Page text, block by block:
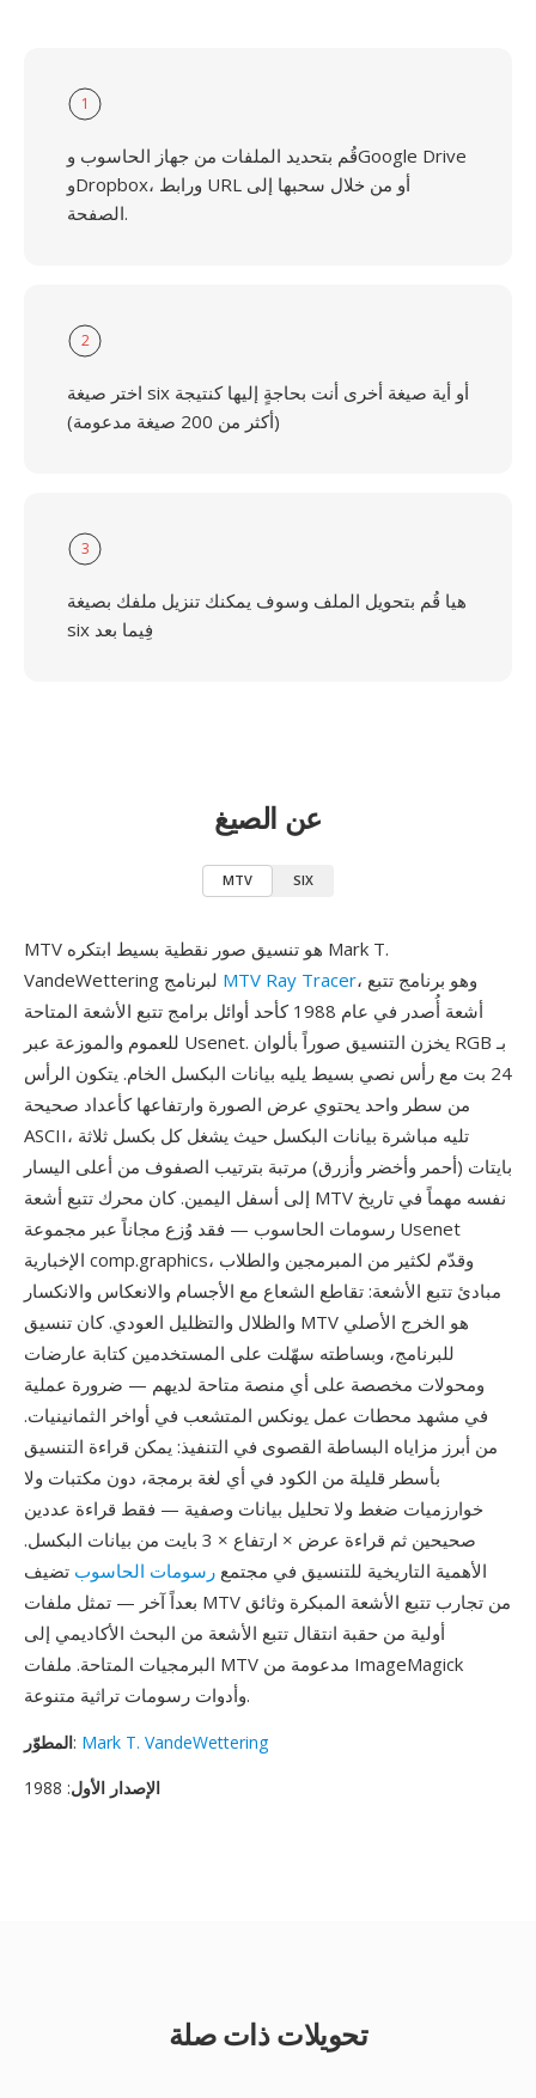
1
قُم بتحديد الملفات من جهاز الحاسوب وGoogle Drive
وDropbox، ورابط URL أو من خلال سحبها إلى
الصفحة.
2
اختر صيغة six أو أية صيغة أخرى أنت بحاجةٍ إليها كنتيجة
(أكثر من 200 صيغة مدعومة)
3
هيا قُم بتحويل الملف وسوف يمكنك تنزيل ملفك بصيغة
six فِيما بعد
عن الصيغ
MTV SIX
MTV هو تنسيق صور نقطية بسيط ابتكره Mark T.
MTV Ray Tracer، وهو برنامج تتبع
أشعة أُصدر في عام 1988 كأحد أوائل برامج تتبع الأشعة المتاحة
للعموم والموزعة عبر Usenet. يخزن التنسيق صوراً بألوان RGB بـ
24 بت مع رأس نصي بسيط يليه بيانات البكسل الخام. يتكون الرأس
من سطر واحد يحتوي عرض الصورة وارتفاعها كأعداد صحيحة
ASCII، تليه مباشرة بيانات البكسل حيث يشغل كل بكسل ثلاثة
بايتات (أحمر وأخضر وأزرق) مرتبة بترتيب الصفوف من أعلى اليسار
إلى أسفل اليمين. كان محرك تتبع أشعة MTV نفسه مهماً في تاريخ
رسومات الحاسوب — فقد وُزع مجاناً عبر مجموعة Usenet
الإخبارية comp.graphics، وقدّم لكثير من المبرمجين والطلاب
مبادئ تتبع الأشعة: تقاطع الشعاع مع الأجسام والانعكاس والانكسار
والظلال والتظليل العودي. كان تنسيق MTV هو الخرج الأصلي
للبرنامج، وبساطته سهّلت على المستخدمين كتابة عارضات
ومحولات مخصصة على أي منصة متاحة لديهم — ضرورة عملية
في مشهد محطات عمل يونكس المتشعب في أواخر الثمانينيات.
من أبرز مزاياه البساطة القصوى في التنفيذ: يمكن قراءة التنسيق
بأسطر قليلة من الكود في أي لغة برمجة، دون مكتبات ولا
خوارزميات ضغط ولا تحليل بيانات وصفية — فقط قراءة عددين
صحيحين ثم قراءة عرض × ارتفاع × 3 بايت من بيانات البكسل.
الأهمية التاريخية للتنسيق في مجتمع رسومات الحاسوب تضيف
بعداً آخر — تمثل ملفات MTV من تجارب تتبع الأشعة المبكرة وثائق
أولية من حقبة انتقال تتبع الأشعة من البحث الأكاديمي إلى
البرمجيات المتاحة. ملفات MTV مدعومة من ImageMagick
وأدوات رسومات تراثية متنوعة.
المطوّر: Mark T. VandeWettering
الإصدار الأول: 1988
تحويلات ذات صلة